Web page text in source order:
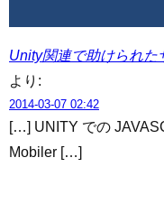
Unity関連で助けられた
より:
2014-03-07 02:42
[…] UNITY での
Mobiler […]